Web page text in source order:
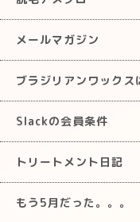
メールマガジン
ブラジリアンワック
Slackの会員条件
トリートメント日記
もう5月だった。。。